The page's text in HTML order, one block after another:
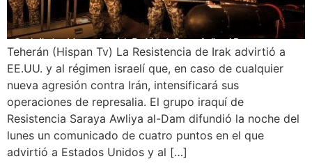
Teherán (Hispan Tv) La Resistencia de Irak advirtió a
EE.UU. y al régimen israelí que, en caso de cualquier
nueva agresión contra Irán, intensificará sus
operaciones de represalia. El grupo iraquí de
Resistencia Saraya Awliya al-Dam difundió la noche del
lunes un comunicado de cuatro puntos en el que
advirtió a Estados Unidos y al […]